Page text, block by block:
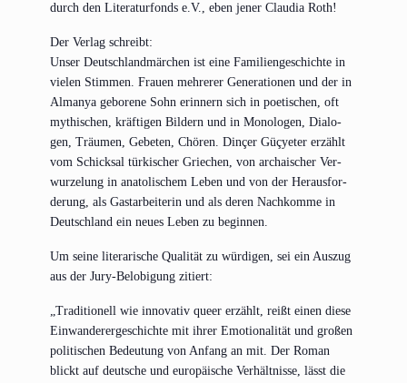
durch den Lite­ra­tur­fonds e.V., eben jener Clau­dia Roth!
Der Ver­lag schreibt:
Unser Deutsch­land­mär­chen ist eine Fami­li­en­ge­schich­te in
vie­len Stim­men. Frau­en meh­re­rer Gene­ra­tio­nen und der in
Almanya gebo­re­ne Sohn erin­nern sich in poe­ti­schen, oft
mythi­schen, kräf­ti­gen Bil­dern und in Mono­lo­gen, Dia­lo­
gen, Träu­men, Gebe­ten, Chö­ren. Din­çer Güçye­ter erzählt
vom Schick­sal tür­ki­scher Grie­chen, von archai­scher Ver­
wur­ze­lung in ana­to­li­schem Leben und von der Her­aus­for­
de­rung, als Gast­ar­bei­te­rin und als deren Nach­kom­me in
Deutsch­land ein neu­es Leben zu beginnen.
Um sei­ne lite­ra­ri­sche Qua­li­tät zu wür­di­gen, sei ein Aus­zug
aus der Jury-Belo­bi­gung zitiert:
„Tra­di­tio­nell wie inno­va­tiv que­er erzählt, reißt einen die­se
Ein­wan­de­rer­ge­schich­te mit ihrer Emo­tio­na­li­tät und gro­ßen
poli­ti­schen Bedeu­tung von Anfang an mit. Der Roman
blickt auf deut­sche und euro­päi­sche Ver­hält­nis­se, lässt die